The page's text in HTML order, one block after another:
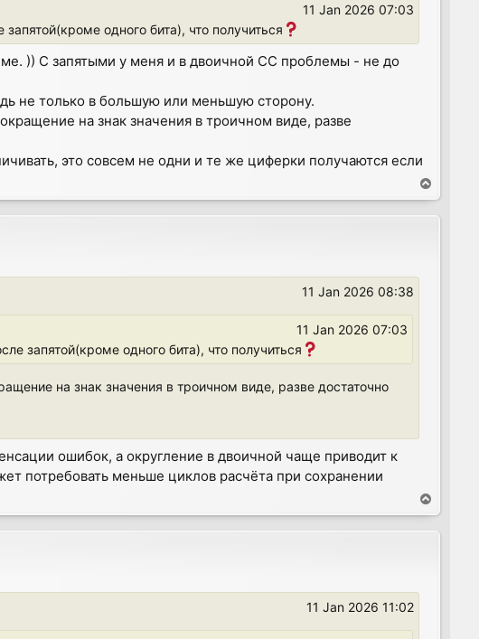
11 Jan 2026 07:03
одного бита), что получиться
)) С запятыми у меня и в двоичной СС проблемы - не до
не только в большую или меньшую сторону.
на знак значения в троичном виде, разве
это совсем не одни и те же циферки получаются если
o
p
11 Jan 2026 08:38
11 Jan 2026 07:03
запятой(кроме одного бита), что получиться
на знак значения в троичном виде, разве достаточно
ошибок, а округление в двоичной чаще приводит к
потребовать меньше циклов расчёта при сохранении
o
p
11 Jan 2026 11:02